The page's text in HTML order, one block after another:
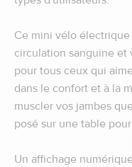
Ce mini vélo
circulation sanguine et
pour tous ceux qui
dans le confort et à la
muscler vos jambes
posé sur une table
Un affichage